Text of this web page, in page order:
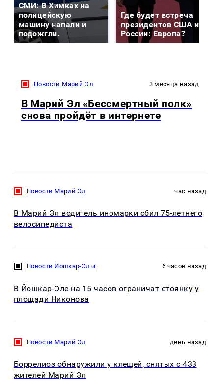
СМИ: В Химках на
полицейскую
машину напали и
подожгли.
Где будет встреча
президентов США и
России: Европа?
Новости Марий Эл 3 месяца назад
В Марий Эл «Бессмертный полк»
снова пройдёт в интернете
Новости Марий Эл час назад
В Марий Эл водитель иномарки сбил 75-летнего
велосипедиста
Новости Йошкар-Олы 6 часов назад
В Йошкар-Оле на 15 часов ограничат стоянку у
площади Никонова
Новости Марий Эл день назад
Боррелиоз обнаружили у клещей, снятых с 433
жителей Марий Эл